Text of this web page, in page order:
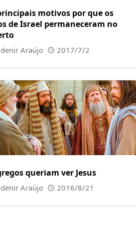
motivos por que os
de Israel permaneceram no
Araújo 2017/7/2
queriam ver Jesus
Araújo 2016/8/21